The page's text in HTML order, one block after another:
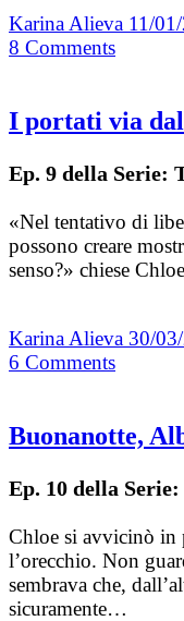
Karina Alieva 11/
8 Comments
I portati via
Ep. 9 della Serie:
«Nel tentativo di
possono creare
senso?» chiese
Karina Alieva 30/
6 Comments
Buonanotte,
Ep. 10 della
Chloe si avvicinò in
l’orecchio. Non
sembrava che,
sicuramente…